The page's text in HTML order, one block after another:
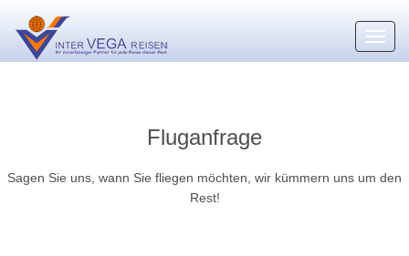
Fluganfrage
Sagen Sie uns, wann Sie fliegen möchten, wir kümmern uns um den
Rest!